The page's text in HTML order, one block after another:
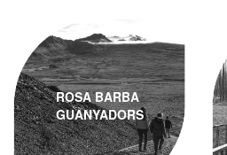
ROSA BARBA
GUANYADORS